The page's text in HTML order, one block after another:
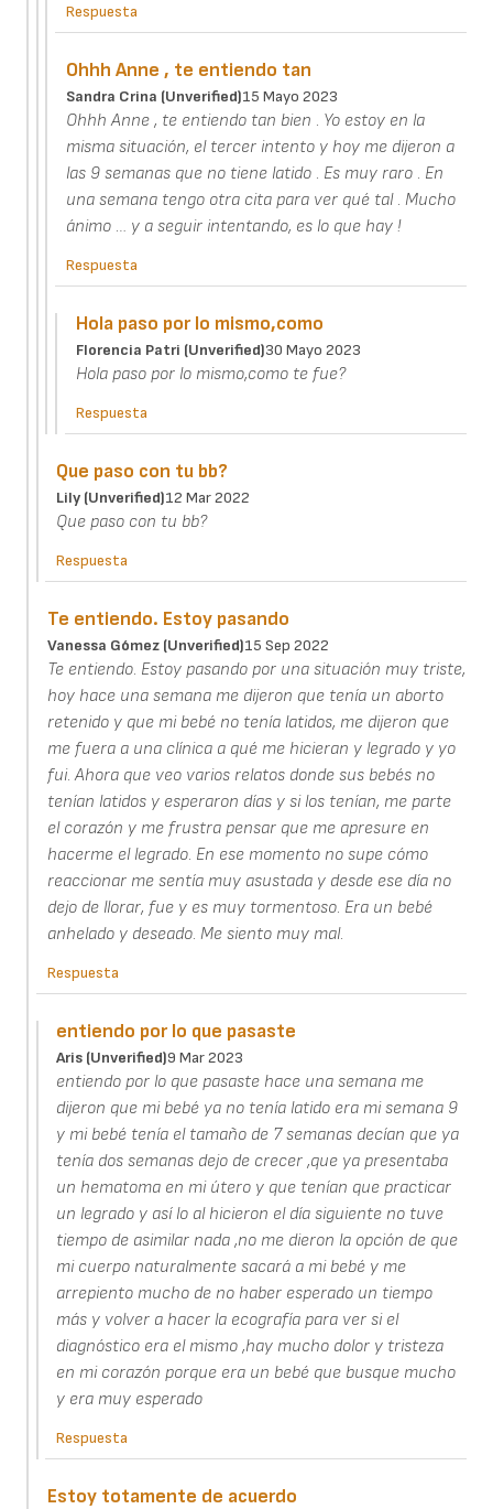
Respuesta
Ohhh Anne , te entiendo tan
Sandra Crina (unverified)15 Mayo 2023
Ohhh Anne , te entiendo tan bien . Yo estoy en la
misma situación, el tercer intento y hoy me dijeron a
las 9 semanas que no tiene latido . Es muy raro . En
una semana tengo otra cita para ver qué tal . Mucho
ánimo … y a seguir intentando, es lo que hay !
Respuesta
Hola paso por lo mismo,como
Florencia Patri (unverified)30 Mayo 2023
Hola paso por lo mismo,como te fue?
Respuesta
Que paso con tu bb?
Lily (unverified)12 Mar 2022
Que paso con tu bb?
Respuesta
Te entiendo. Estoy pasando
Vanessa Gómez (unverified)15 Sep 2022
Te entiendo. Estoy pasando por una situación muy triste,
hoy hace una semana me dijeron que tenía un aborto
retenido y que mi bebé no tenía latidos, me dijeron que
me fuera a una clínica a qué me hicieran y legrado y yo
fui. Ahora que veo varios relatos donde sus bebés no
tenían latidos y esperaron días y si los tenían, me parte
el corazón y me frustra pensar que me apresure en
hacerme el legrado. En ese momento no supe cómo
reaccionar me sentía muy asustada y desde ese día no
dejo de llorar, fue y es muy tormentoso. Era un bebé
anhelado y deseado. Me siento muy mal.
Respuesta
entiendo por lo que pasaste
Aris (unverified)9 Mar 2023
entiendo por lo que pasaste hace una semana me
dijeron que mi bebé ya no tenía latido era mi semana 9
y mi bebé tenía el tamaño de 7 semanas decían que ya
tenía dos semanas dejo de crecer ,que ya presentaba
un hematoma en mi útero y que tenían que practicar
un legrado y así lo al hicieron el día siguiente no tuve
tiempo de asimilar nada ,no me dieron la opción de que
mi cuerpo naturalmente sacará a mi bebé y me
arrepiento mucho de no haber esperado un tiempo
más y volver a hacer la ecografía para ver si el
diagnóstico era el mismo ,hay mucho dolor y tristeza
en mi corazón porque era un bebé que busque mucho
y era muy esperado
Respuesta
Estoy totamente de acuerdo